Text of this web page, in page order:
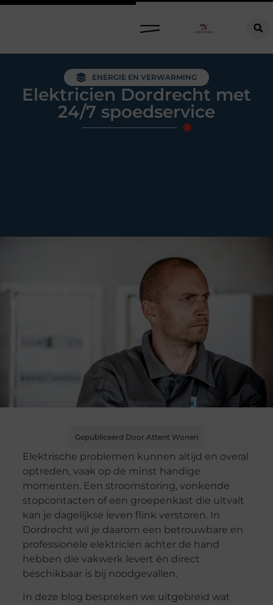
ENERGIE EN VERWARMING
Elektricien Dordrecht met
24/7 spoedservice
Gepubliceerd Door Attent Wonen
Elektrische problemen kunnen altijd en overal
optreden, vaak op de minst handige
momenten. Een stroomstoring, vonkende
stopcontacten of een groepenkast die uitvalt
kan je dagelijkse leven flink verstoren. In
Dordrecht wil je daarom een betrouwbare en
professionele elektricien achter de hand
hebben die vakwerk levert én direct
beschikbaar is bij noodgevallen.
In deze blog bespreken we uitgebreid wat